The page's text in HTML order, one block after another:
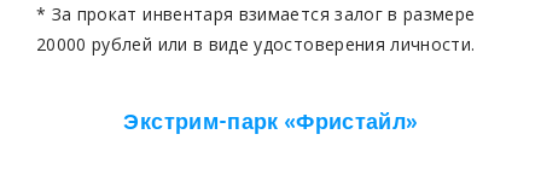
* За прокат инвентаря взимается залог в размере
20000 рублей или в виде удостоверения личности.
Экстрим-парк «Фристайл»